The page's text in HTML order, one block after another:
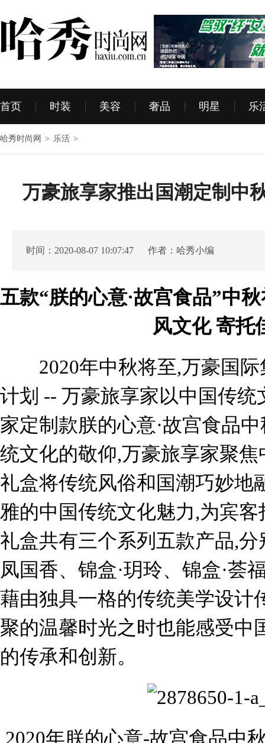
首页 时装 美容 奢品 明星 乐
哈秀时尚网 > 乐活 >
万豪旅享家推出国潮定制中
时间：2020-08-07 10:07:47 作者：哈秀小编
五款“朕的心意·故宫食品”中
风文化 寄托
2020年中秋将至,万豪国际
计划 -- 万豪旅享家以中国传
家定制款朕的心意·故宫食品
统文化的敬仰,万豪旅享家聚
礼盒将传统风俗和国潮巧妙地
雅的中国传统文化魅力,为宾
礼盒共有三个系列五款产品,分
凤国香、锦盒·玥玲、锦盒·荟
藉由独具一格的传统美学设计
聚的温馨时光之时也能感受中
的传承和创新。
2020年朕的心意-故宫食品中